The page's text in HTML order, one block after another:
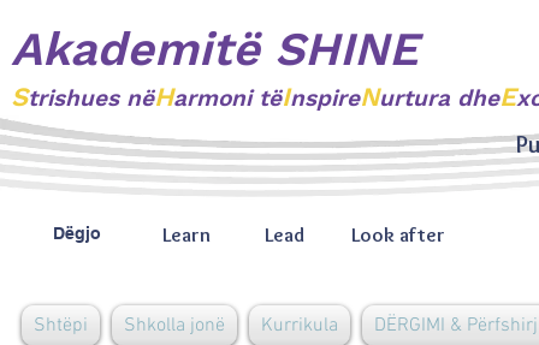
Akademitë SHINE
Strishues nëHarmoni tëInspireNurtura dheE
Dëgjo Learn Lead Look after
Shtëpi Shkolla jonë Kurrikula DËRGIMI &